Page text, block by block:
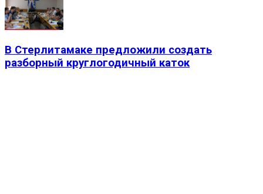
В Стерлитамаке предложили создать
разборный круглогодичный каток